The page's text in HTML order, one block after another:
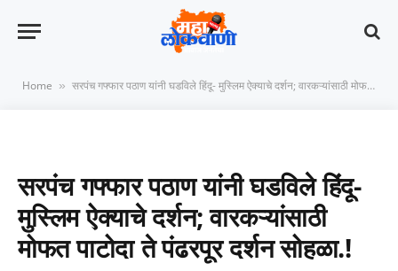
Home » सरपंच गफ्फार पठाण यांनी घडविले हिंदू- मुस्लिम ऐक्याचे दर्शन; वारकऱ्यांसाठी मोफत पाटोदा ते पंढरपूर दर्शन सोहळा.!
सरपंच गफ्फार पठाण यांनी घडविले हिंदू-
मुस्लिम ऐक्याचे दर्शन; वारकऱ्यांसाठी
मोफत पाटोदा ते पंढरपूर दर्शन सोहळा.!